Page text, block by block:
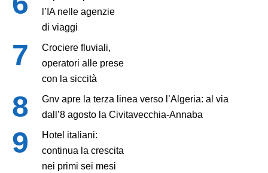
l’IA nelle agenzie
di viaggi
Crociere fluviali,
operatori alle prese
con la siccità
Gnv apre la terza linea verso l’Algeria: al via
dall’8 agosto la Civitavecchia-Annaba
Hotel italiani:
continua la crescita
nei primi sei mesi